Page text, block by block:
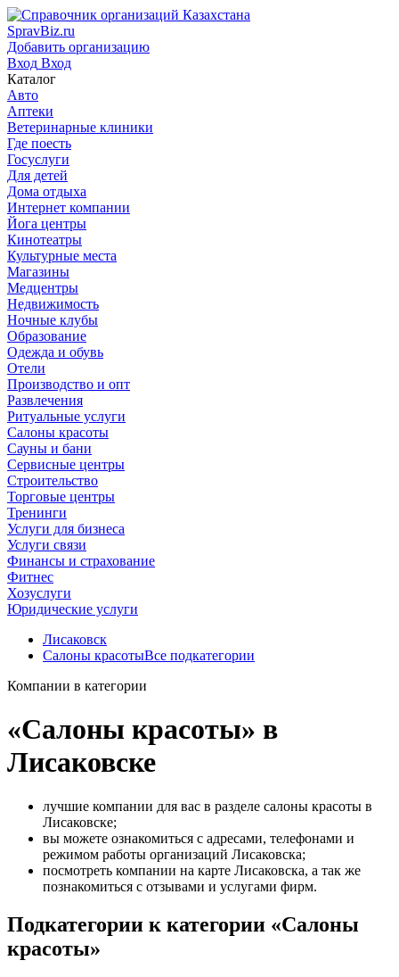
SpravBiz.ru
Добавить организацию
Вход Вход
Каталог
Авто
Аптеки
Ветеринарные клиники
Где поесть
Госуслуги
Для детей
Дома отдыха
Интернет компании
Йога центры
Кинотеатры
Культурные места
Магазины
Медцентры
Недвижимость
Ночные клубы
Образование
Одежда и обувь
Отели
Производство и опт
Развлечения
Ритуальные услуги
Салоны красоты
Сауны и бани
Сервисные центры
Строительство
Торговые центры
Тренинги
Услуги для бизнеса
Услуги связи
Финансы и страхование
Фитнес
Хозуслуги
Юридические услуги
Лисаковск
Салоны красотыВсе подкатегории
Компании в категории
«Салоны красоты» в
Лисаковске
лучшие компании для вас в разделе салоны красоты в
Лисаковске;
вы можете ознакомиться с адресами, телефонами и
режимом работы организаций Лисаковска;
посмотреть компании на карте Лисаковска, а так же
познакомиться с отзывами и услугами фирм.
Подкатегории к категории «Салоны
красоты»